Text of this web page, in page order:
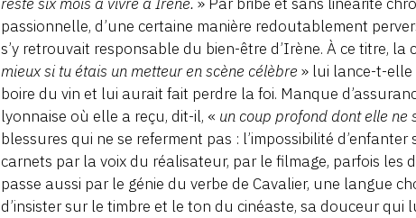
passionnelle, d’une certaine manière redoutablement
s’y retrouvait responsable du bien-être d’Irène. À ce titre,
mieux si tu étais un metteur en scène célèbre » lui lance-t-elle
boire du vin et lui aurait fait perdre la foi. Manque
lyonnaise où elle a reçu, dit-il, « un coup profond dont elle ne
blessures qui ne se referment pas : l’impossibilité
carnets par la voix du réalisateur, par le filmage, parfois les
passe aussi par le génie du verbe de Cavalier, une langue
d’insister sur le timbre et le ton du cinéaste, sa douceur qui